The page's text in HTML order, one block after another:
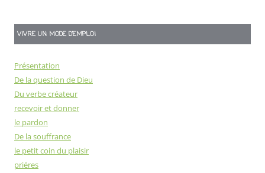
VIVRE UN MODE D’EMPLOI
Présentation
De la question de Dieu
Du verbe créateur
recevoir et donner
le pardon
De la souffrance
le petit coin du plaisir
priéres